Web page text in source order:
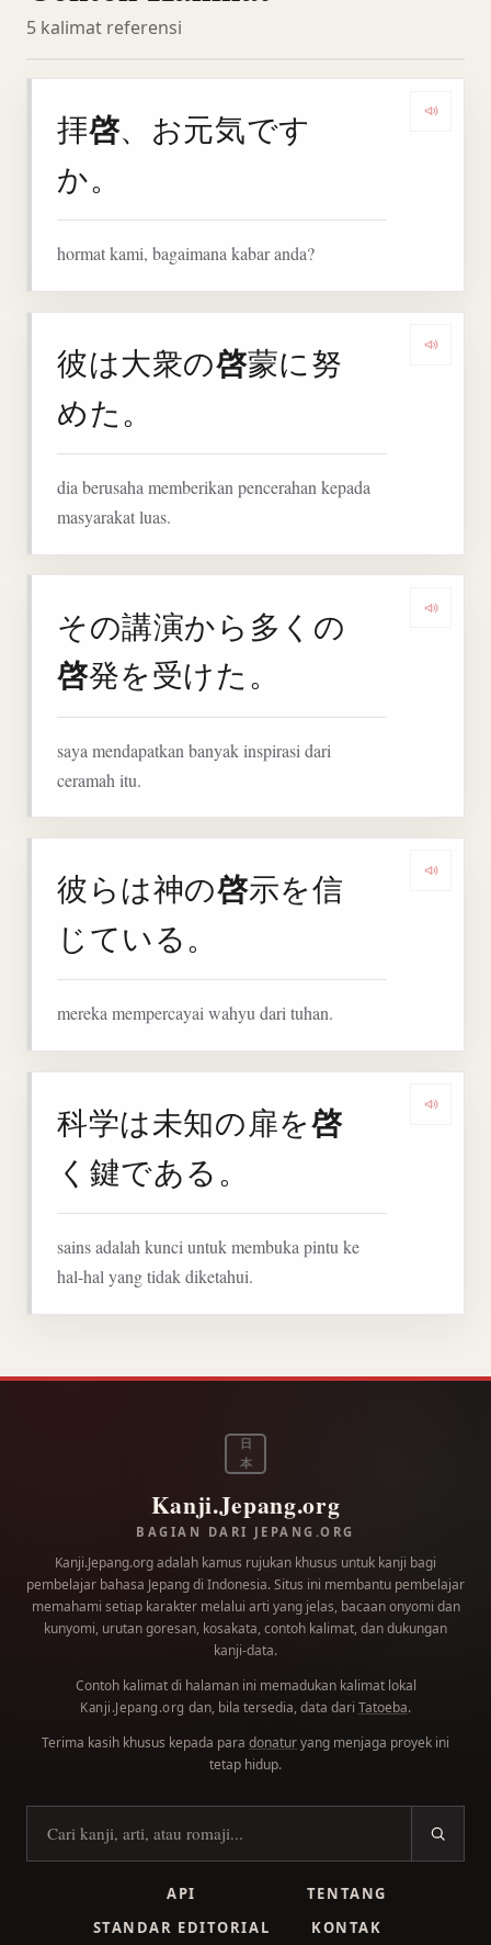
5 kalimat referensi
拝啓、お元気です
か。
hormat kami, bagaimana kabar anda?
彼は大衆の啓蒙に努
めた。
dia berusaha memberikan pencerahan kepada
masyarakat luas.
その講演から多くの
啓発を受けた。
saya mendapatkan banyak inspirasi dari
ceramah itu.
彼らは神の啓示を信
じている。
mereka mempercayai wahyu dari tuhan.
科学は未知の扉を啓
く鍵である。
sains adalah kunci untuk membuka pintu ke
hal-hal yang tidak diketahui.
日
本
Kanji.Jepang.org
BAGIAN DARI JEPANG.ORG
Kanji.Jepang.org adalah kamus rujukan khusus untuk kanji bagi
pembelajar bahasa Jepang di Indonesia. Situs ini membantu pembelajar
memahami setiap karakter melalui arti yang jelas, bacaan onyomi dan
kunyomi, urutan goresan, kosakata, contoh kalimat, dan dukungan
kanji-data.
Contoh kalimat di halaman ini memadukan kalimat lokal
Kanji.Jepang.org dan, bila tersedia, data dari Tatoeba.
Terima kasih khusus kepada para donaturyang menjaga proyek ini
tetap hidup.
Cari kanji
API
TENTANG
STANDAR EDITORIAL
KONTAK